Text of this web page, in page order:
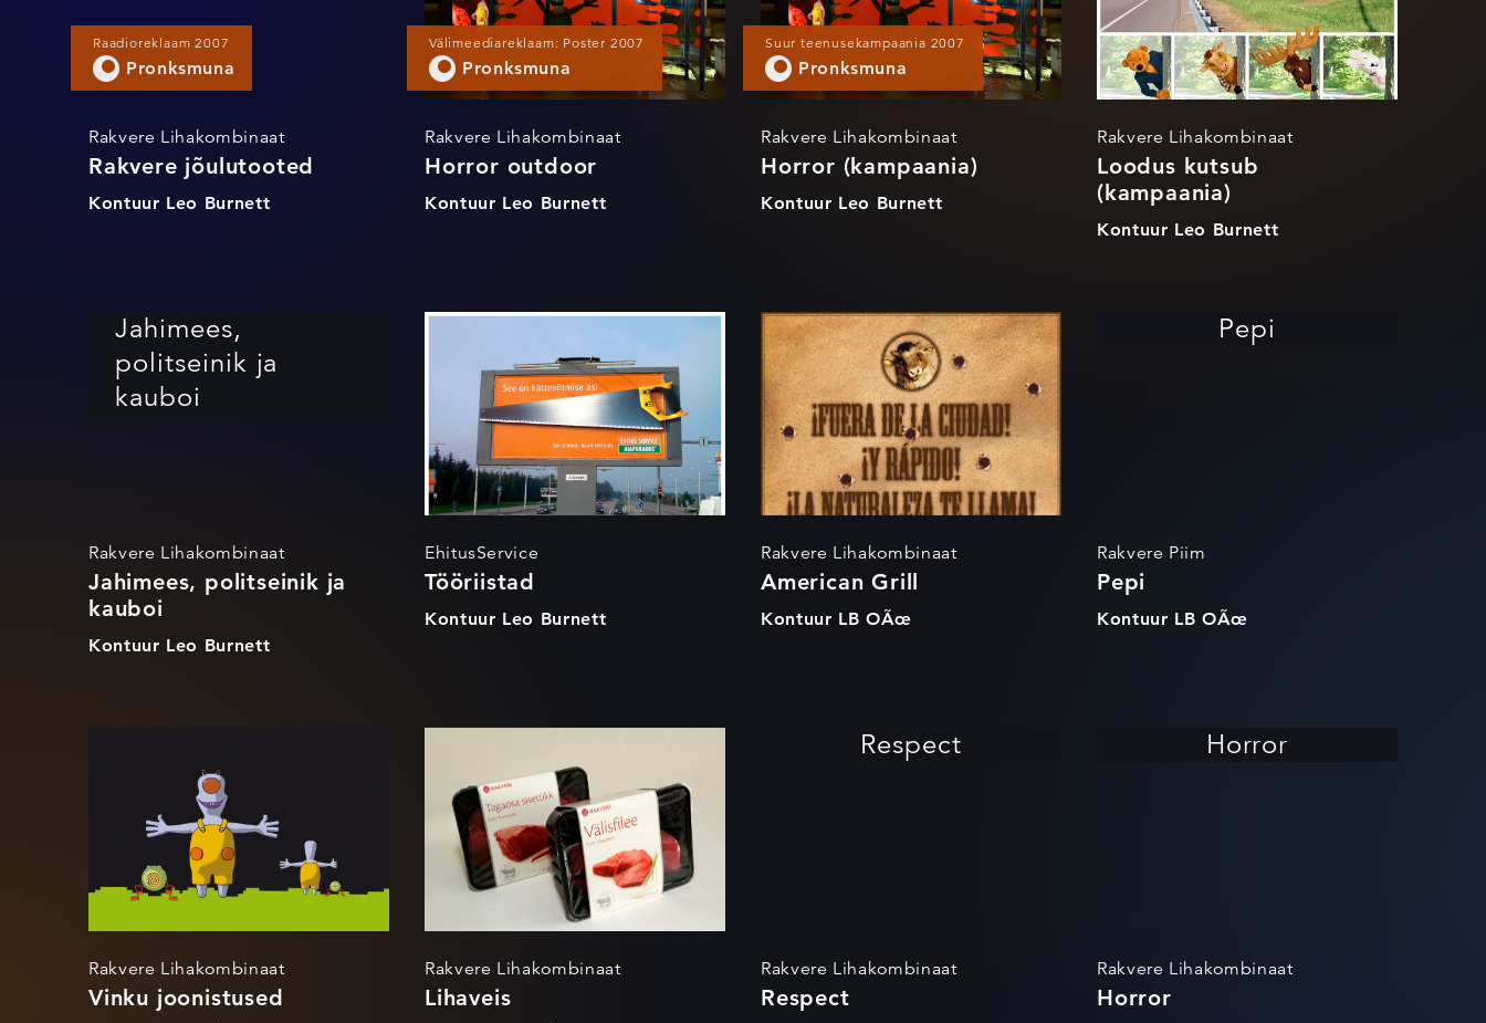
Raadioreklaam 2007
Pronksmuna
Rakvere Lihakombinaat
Rakvere jõulutooted
Kontuur Leo Burnett
Välimeediareklaam: Poster 2007
Pronksmuna
Rakvere Lihakombinaat
Horror outdoor
Kontuur Leo Burnett
Suur teenusekampaania 2007
Pronksmuna
Rakvere Lihakombinaat
Horror (kampaania)
Kontuur Leo Burnett
Rakvere Lihakombinaat
Loodus kutsub
(kampaania)
Kontuur Leo Burnett
Jahimees,
politseinik ja
kauboi
Rakvere Lihakombinaat
Jahimees, politseinik ja
kauboi
Kontuur Leo Burnett
Tööriistad
EhitusService
Tööriistad
Kontuur Leo Burnett
American Grill
Rakvere Lihakombinaat
American Grill
Kontuur LB OÃœ
Pepi
Rakvere Piim
Pepi
Kontuur LB OÃœ
Rakvere Lihakombinaat
Vinku joonistused
Rakvere Lihakombinaat
Lihaveis
Respect
Rakvere Lihakombinaat
Respect
Horror
Rakvere Lihakombinaat
Horror